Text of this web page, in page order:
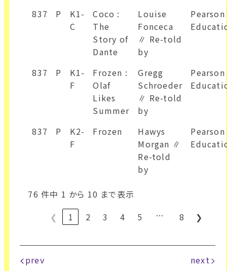
837 P
K1-
C
Coco :
The
Story of
Dante
Louise
Fonceca
∥ Re-told
by
Pearson
837 P
K1-
F
Frozen :
Olaf
Likes
Summer
Gregg
Schroeder
∥ Re-told
by
Pearson
837 P
K2-
F
Frozen
Hawys
Morgan ∥
Re-told
by
Pearson
76 件中 1 から 10 まで表示
❮
1 2 3 4 5 … 8 ❯
prev next